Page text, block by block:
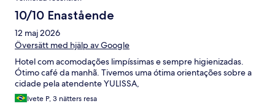
10/10 Enastående
12 maj 2026
Översätt med hjälp av Google
Hotel com acomodações limpíssimas e sempre higienizadas.
Ótimo café da manhã. Tivemos uma ótima orientações sobre a
cidade pela atendente YULISSA,
Ivete P, 3 nätters resa